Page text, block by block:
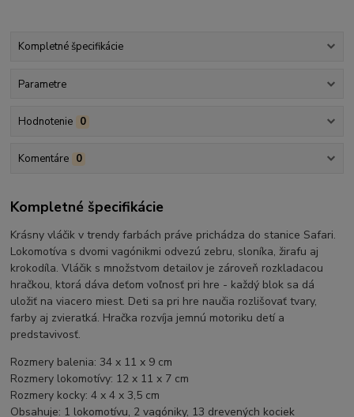
Kompletné špecifikácie
Parametre
Hodnotenie 0
Komentáre 0
Kompletné špecifikácie
Krásny vláčik v trendy farbách práve prichádza do stanice Safari.
Lokomotíva s dvomi vagónikmi odvezú zebru, sloníka, žirafu aj
krokodíla. Vláčik s množstvom detailov je zároveň rozkladacou
hračkou, ktorá dáva deťom voľnosť pri hre - každý blok sa dá
uložiť na viacero miest. Deti sa pri hre naučia rozlišovať tvary,
farby aj zvieratká. Hračka rozvíja jemnú motoriku detí a
predstavivosť.
Rozmery balenia: 34 x 11 x 9 cm
Rozmery lokomotívy: 12 x 11 x 7 cm
Rozmery kocky: 4 x 4 x 3,5 cm
Obsahuje: 1 lokomotívu, 2 vagóniky, 13 drevených kociek